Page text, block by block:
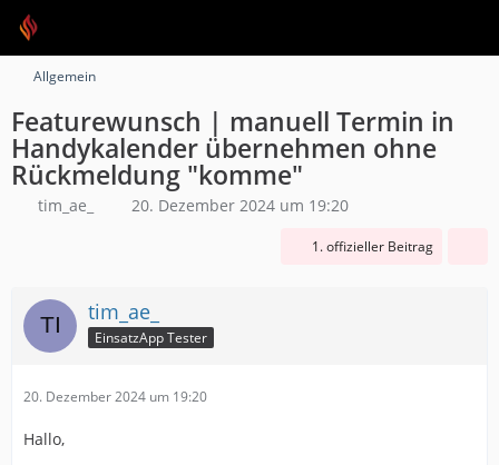
Allgemein
Featurewunsch | manuell Termin in
Handykalender übernehmen ohne
Rückmeldung "komme"
tim_ae_ 20. Dezember 2024 um 19:20
1. offizieller Beitrag
tim_ae_
EinsatzApp Tester
20. Dezember 2024 um 19:20
Hallo,